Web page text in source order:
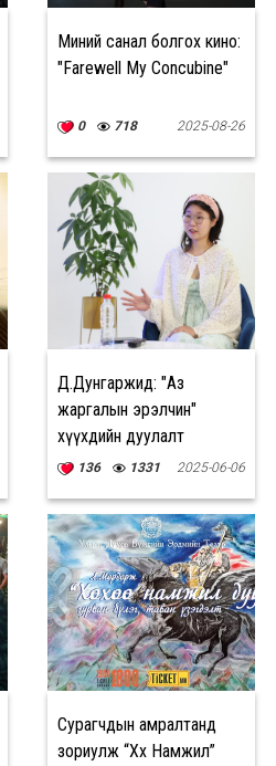
Миний санал болгох кино:
"Farewell My Concubine"
0 718 2025-08-26
Д.Дунгаржид: "Аз
жаргалын эрэлчин"
хүүхдийн дуулалт
жүжгийг Францад
136 1331 2025-06-06
Сурагчдын амралтанд
зориулж “Хөхөө Намжил”